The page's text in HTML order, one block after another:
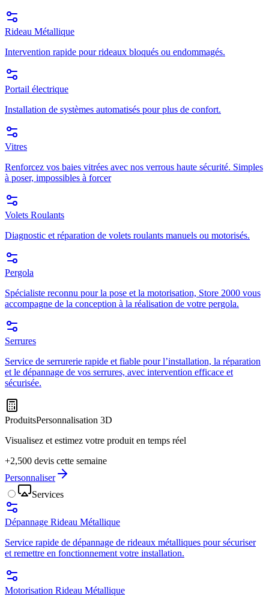
Rideau Métallique
Intervention rapide pour rideaux bloqués ou endommagés.
Portail électrique
Installation de systèmes automatisés pour plus de confort.
Vitres
Renforcez vos baies vitrées avec nos verrous haute sécurité. Simples
à poser, impossibles à forcer
Volets Roulants
Diagnostic et réparation de volets roulants manuels ou motorisés.
Pergola
Spécialiste reconnu pour la pose et la motorisation, Store 2000 vous
accompagne de la conception à la réalisation de votre pergola.
Serrures
Service de serrurerie rapide et fiable pour l’installation, la réparation
et le dépannage de vos serrures, avec intervention efficace et
sécurisée.
ProduitsPersonnalisation 3D
Visualisez et estimez votre produit en temps réel
+2,500 devis cette semaine
Personnaliser
Services
Dépannage Rideau Métallique
Service rapide de dépannage de rideaux métalliques pour sécuriser
et remettre en fonctionnement votre installation.
Motorisation Rideau Métallique